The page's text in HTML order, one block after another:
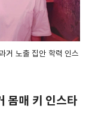
거 노출 집안 학력 인스
몸매 키 인스타